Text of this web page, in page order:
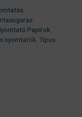
,
Papírok,
nyomtatók, Típus